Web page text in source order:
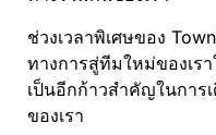
ช่วงเวลาพิเศษของ
ทางการสู่ทีมใหม่ของเร
เป็นอีกก้าวสำคัญในการ
ของเรา